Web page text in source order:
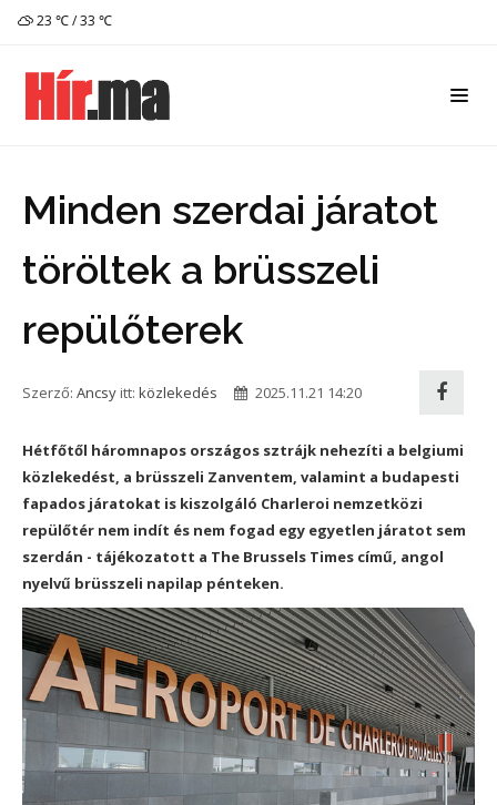
23 ℃ / 33 ℃
Minden szerdai járatot
töröltek a brüsszeli
repülőterek
Szerző: Ancsy itt: közlekedés 2025.11.21 14:20
Hétfőtől háromnapos országos sztrájk nehezíti a belgiumi
közlekedést, a brüsszeli Zanventem, valamint a budapesti
fapados járatokat is kiszolgáló Charleroi nemzetközi
repülőtér nem indít és nem fogad egy egyetlen járatot sem
szerdán - tájékozatott a The Brussels Times című, angol
nyelvű brüsszeli napilap pénteken.